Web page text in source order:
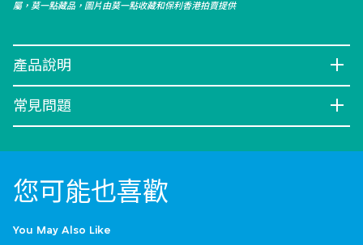
屬，莫一點藏品，圖片由莫一點收藏和保利香港拍賣提供
產品說明
常見問題
您可能也喜歡
You May Also Like